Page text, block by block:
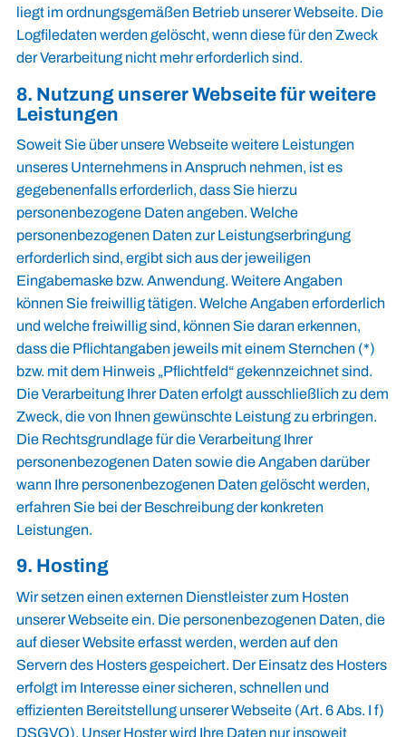
liegt im ordnungsgemäßen Betrieb unserer Webseite. Die
Logfiledaten werden gelöscht, wenn diese für den Zweck
der Verarbeitung nicht mehr erforderlich sind.
8. Nutzung unserer Webseite für weitere
Leistungen
Soweit Sie über unsere Webseite weitere Leistungen
unseres Unternehmens in Anspruch nehmen, ist es
gegebenenfalls erforderlich, dass Sie hierzu
personenbezogene Daten angeben. Welche
personenbezogenen Daten zur Leistungserbringung
erforderlich sind, ergibt sich aus der jeweiligen
Eingabemaske bzw. Anwendung. Weitere Angaben
können Sie freiwillig tätigen. Welche Angaben erforderlich
und welche freiwillig sind, können Sie daran erkennen,
dass die Pflichtangaben jeweils mit einem Sternchen (*)
bzw. mit dem Hinweis „Pflichtfeld“ gekennzeichnet sind.
Die Verarbeitung Ihrer Daten erfolgt ausschließlich zu dem
Zweck, die von Ihnen gewünschte Leistung zu erbringen.
Die Rechtsgrundlage für die Verarbeitung Ihrer
personenbezogenen Daten sowie die Angaben darüber
wann Ihre personenbezogenen Daten gelöscht werden,
erfahren Sie bei der Beschreibung der konkreten
Leistungen.
9. Hosting
Wir setzen einen externen Dienstleister zum Hosten
unserer Webseite ein. Die personenbezogenen Daten, die
auf dieser Website erfasst werden, werden auf den
Servern des Hosters gespeichert. Der Einsatz des Hosters
erfolgt im Interesse einer sicheren, schnellen und
effizienten Bereitstellung unserer Webseite (Art. 6 Abs. I f)
DSGVO). Unser Hoster wird Ihre Daten nur insoweit